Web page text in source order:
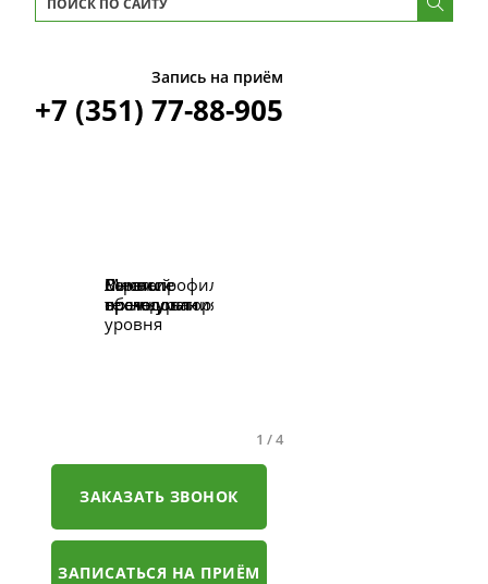
Запись на приём
+7 (351) 77-88-905
Многопрофильные
обследования
Личный
врач-куратор
Высокие
технологии
Сервис
премиум-
уровня
1 /4
ЗАКАЗАТЬ ЗВОНОК
ЗАПИСАТЬСЯ НА ПРИЁМ